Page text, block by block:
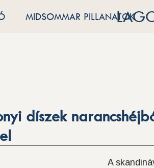
MIDSOMMAR PILLANATOK
díszek
A